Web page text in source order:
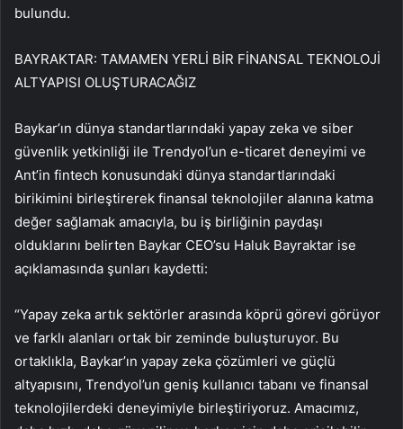
bulundu.
BAYRAKTAR: TAMAMEN YERLİ BİR FİNANSAL TEKNOLOJİ
ALTYAPISI OLUŞTURACAĞIZ
Baykar’ın dünya standartlarındaki yapay zeka ve siber
güvenlik yetkinliği ile Trendyol’un e-ticaret deneyimi ve
Ant’in fintech konusundaki dünya standartlarındaki
birikimini birleştirerek finansal teknolojiler alanına katma
değer sağlamak amacıyla, bu iş birliğinin paydaşı
olduklarını belirten Baykar CEO’su Haluk Bayraktar ise
açıklamasında şunları kaydetti:
“Yapay zeka artık sektörler arasında köprü görevi görüyor
ve farklı alanları ortak bir zeminde buluşturuyor. Bu
ortaklıkla, Baykar’ın yapay zeka çözümleri ve güçlü
altyapısını, Trendyol’un geniş kullanıcı tabanı ve finansal
teknolojilerdeki deneyimiyle birleştiriyoruz. Amacımız,